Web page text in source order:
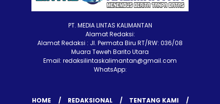
PT. MEDIA LINTAS KALIMANTAN
Alamat Redaksi:
Alamat Redaksi : Jl. Permata Biru RT/RW: 036/08
Muara Teweh Barito Utara
Email: redaksilintaskalimantan@gmail.com
WhatsApp:
HOME REDAKSIONAL TENTANG KAMI